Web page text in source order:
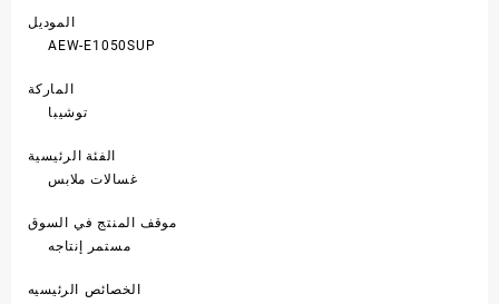
الموديل
AEW-E1050SUP
الماركة
توشيبا
الفئة الرئيسية
غسالات ملابس
موقف المنتج في السوق
مستمر إنتاجه
الخصائص الرئيسيه